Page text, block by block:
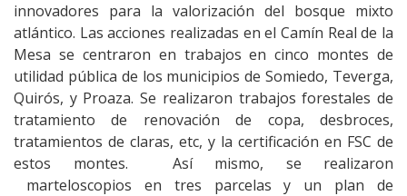
innovadores para la valorización del bosque mixto
atlántico. Las acciones realizadas en el Camín Real de la
Mesa se centraron en trabajos en cinco montes de
utilidad pública de los municipios de Somiedo, Teverga,
Quirós, y Proaza. Se realizaron trabajos forestales de
tratamiento de renovación de copa, desbroces,
tratamientos de claras, etc, y la certificación en FSC de
estos montes. Así mismo, se realizaron
marteloscopios en tres parcelas y un plan de